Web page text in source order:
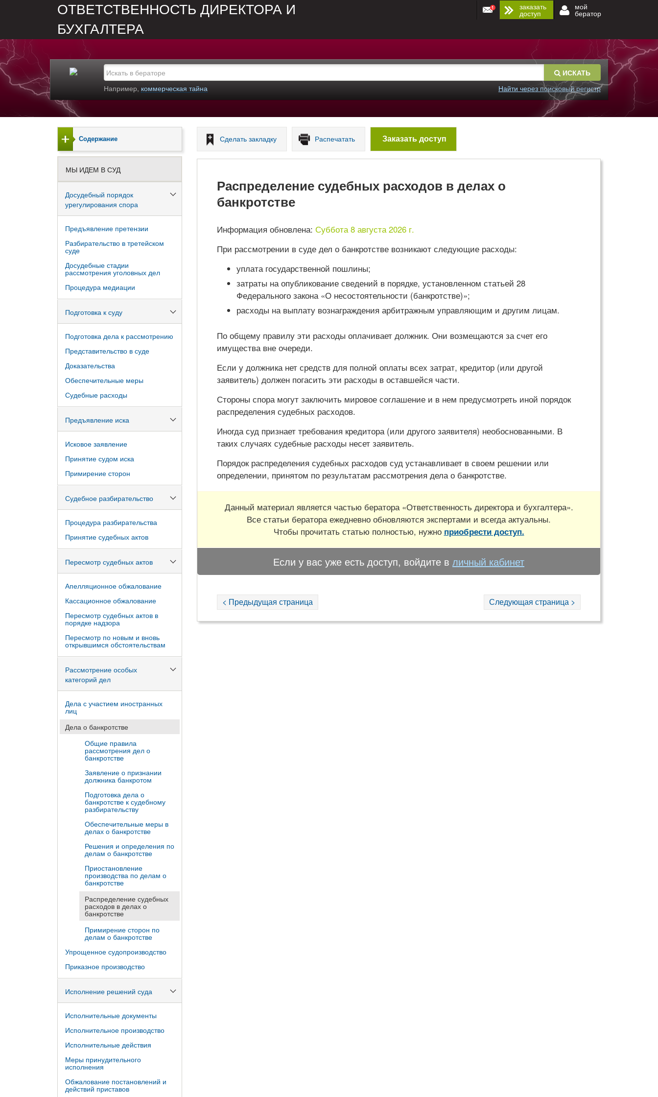
ОТВЕТСТВЕННОСТЬ ДИРЕКТОРА И
БУХГАЛТЕРА
заказать
доступ
мой
бератор
ИСКАТЬ
Например, коммерческая тайна Найти через поисковый регистр
Сделать закладку Распечатать Заказать доступ
Распределение судебных расходов в делах о
банкротстве
Информация обновлена: Суббота 8 августа 2026 г.
При рассмотрении в суде дел о банкротстве возникают следующие расходы:
уплата государственной пошлины;
затраты на опубликование сведений в порядке, установленном статьей 28
Федерального закона «О несостоятельности (банкротстве)»;
расходы на выплату вознаграждения арбитражным управляющим и другим лицам.
По общему правилу эти расходы оплачивает должник. Они возмещаются за счет его
имущества вне очереди.
Если у должника нет средств для полной оплаты всех затрат, кредитор (или другой
заявитель) должен погасить эти расходы в оставшейся части.
Стороны спора могут заключить мировое соглашение и в нем предусмотреть иной порядок
распределения судебных расходов.
Иногда суд признает требования кредитора (или другого заявителя) необоснованными. В
таких случаях судебные расходы несет заявитель.
Порядок распределения судебных расходов суд устанавливает в своем решении или
определении, принятом по результатам рассмотрения дела о банкротстве.
Данный материал является частью бератора «Ответственность директора и бухгалтера».
Все статьи бератора ежедневно обновляются экспертами и всегда актуальны.
Чтобы прочитать статью полностью, нужно приобрести доступ.
Если у вас уже есть доступ, войдите в личный кабинет
< Предыдущая страница Следующая страница >
Содержание
МЫ ИДЕМ В СУД
Досудебный порядок
урегулирования спора
Предъявление претензии
Разбирательство в третейском
суде
Досудебные стадии
рассмотрения уголовных дел
Процедура медиации
Подготовка к суду
Подготовка дела к рассмотрению
Представительство в суде
Доказательства
Обеспечительные меры
Судебные расходы
Предъявление иска
Исковое заявление
Принятие судом иска
Примирение сторон
Судебное разбирательство
Процедура разбирательства
Принятие судебных актов
Пересмотр судебных актов
Апелляционное обжалование
Кассационное обжалование
Пересмотр судебных актов в
порядке надзора
Пересмотр по новым и вновь
открывшимся обстоятельствам
Рассмотрение особых
категорий дел
Дела с участием иностранных
лиц
Дела о банкротстве
Общие правила
рассмотрения дел о
банкротстве
Заявление о признании
должника банкротом
Подготовка дела о
банкротстве к судебному
разбирательству
Обеспечительные меры в
делах о банкротстве
Решения и определения по
делам о банкротстве
Приостановление
производства по делам о
банкротстве
Распределение судебных
расходов в делах о
банкротстве
Примирение сторон по
делам о банкротстве
Упрощенное судопроизводство
Приказное производство
Исполнение решений суда
Исполнительные документы
Исполнительное производство
Исполнительные действия
Меры принудительного
исполнения
Обжалование постановлений и
действий приставов